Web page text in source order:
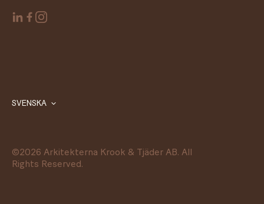
©2026 Arkitekterna Krook & Tjäder AB. All
Rights Reserved.
SVENSKA